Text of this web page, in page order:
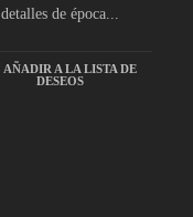
detalles de época...
AÑADIR A LA LISTA DE
DESEOS